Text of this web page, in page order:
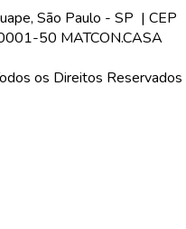
São Paulo - SP | CEP
50 MATCON.CASA
os Direitos Reservados